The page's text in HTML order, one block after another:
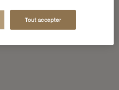
Tout accepter